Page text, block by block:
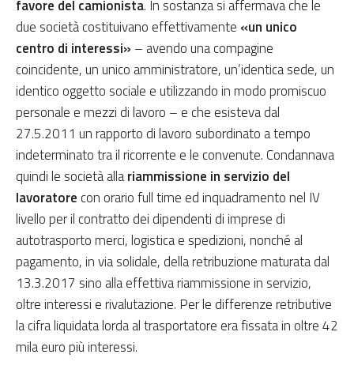
favore del camionista. In sostanza si affermava che le
due società costituivano effettivamente «un unico
centro di interessi» – avendo una compagine
coincidente, un unico amministratore, un’identica sede, un
identico oggetto sociale e utilizzando in modo promiscuo
personale e mezzi di lavoro – e che esisteva dal
27.5.2011 un rapporto di lavoro subordinato a tempo
indeterminato tra il ricorrente e le convenute. Condannava
quindi le società allariammissione in servizio del
lavoratore con orario full time ed inquadramento nel IV
livello per il contratto dei dipendenti di imprese di
autotrasporto merci, logistica e spedizioni, nonché al
pagamento, in via solidale, della retribuzione maturata dal
13.3.2017 sino alla effettiva riammissione in servizio,
oltre interessi e rivalutazione. Per le differenze retributive
la cifra liquidata lorda al trasportatore era fissata in oltre 42
mila euro più interessi.